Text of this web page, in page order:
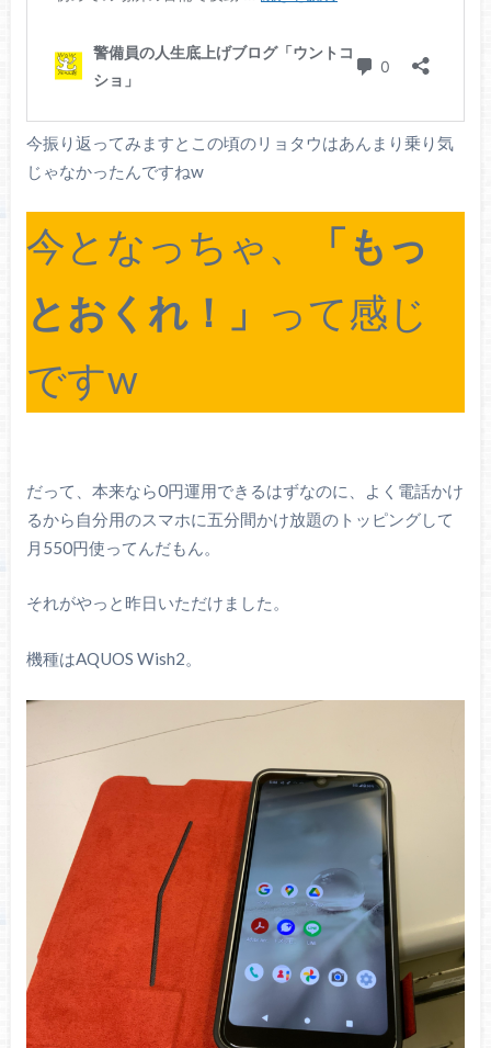
今振り返ってみますとこの頃のリョタウはあんまり乗り気
じゃなかったんですねw
今となっちゃ、
「もっ
とおくれ！」 って感じ
ですw
だって、本来なら0円運用できるはずなのに、よく電話かけ
るから自分用のスマホに五分間かけ放題のトッピングして
月550円使ってんだもん。
それがやっと昨日いただけました。
機種はAQUOS Wish2。